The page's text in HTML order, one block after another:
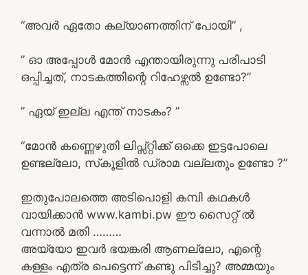
“അവർ ഏതോ കല്യാണത്തിന് പോയി” ,
” ഓ അപ്പോൾ മോൻ എന്തായിരുന്നു പരിപാടി
ഒപ്പിച്ചത്, നാടകത്തിന്റെ റിഹേഴ്സൽ ഉണ്ടോ?”
” ഏയ് ഇല്ല എന്ത് നാടകം? ”
“മോൻ കണ്ണെഴുതി ലിപ്സ്റ്റിക്ക് ഒക്കെ ഇട്ടപോലെ
ഉണ്ടല്ലോ, സ്‌കൂളിൽ ഡ്രാമ വല്ലതും ഉണ്ടോ ?”
ഇതുപോലത്തെ അടിപൊളി കമ്പി കഥകൾ
വായിക്കാൻ www.kambi.pw ഈ സൈറ്റ് ൽ
വന്നാൽ മതി ………
അയ്യോ ഇവർ ഭയങ്കരി ആണല്ലോ, എന്റെ
കള്ളം എത്ര പെട്ടെന്ന് കണ്ടു പിടിച്ചു? അമ്മയും